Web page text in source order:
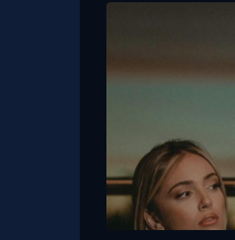
Ana mena
16 Dicembre,